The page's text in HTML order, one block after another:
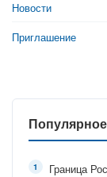
Новости
Приглашение
Популярное
Граница